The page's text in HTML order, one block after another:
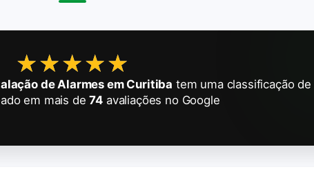
★★★★★
★★★★★
de Alarmes em Curitiba tem uma classificação de
em mais de74 avaliações no Google